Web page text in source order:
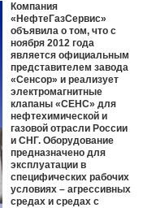
Компания
«НефтеГазСервис»
объявила о том, что с
ноября 2012 года
является официальным
представителем завода
«Сенсор» и реализует
электромагнитные
клапаны «СЕНС» для
нефтехимической и
газовой отрасли России
и СНГ. Оборудование
предназначено для
эксплуатации в
специфических рабочих
условиях – агрессивных
средах и средах с